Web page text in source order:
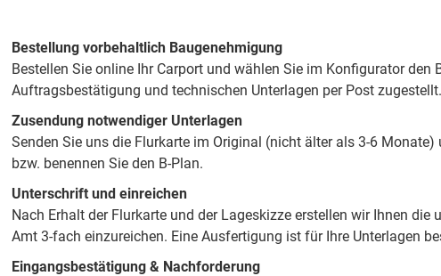
Bestellung vorbehaltlich Baugenehmigung
Bestellen Sie online Ihr Carport und wählen Sie im Konfigurator
Auftragsbestätigung und technischen Unterlagen per Post zugestellt.
Zusendung notwendiger Unterlagen
Senden Sie uns die Flurkarte im Original (nicht älter als 3-6
bzw. benennen Sie den B-Plan.
Unterschrift und einreichen
Nach Erhalt der Flurkarte und der Lageskizze erstellen wir Ihnen
Amt 3-fach einzureichen. Eine Ausfertigung ist für Ihre Unterlagen
Eingangsbestätigung & Nachforderung